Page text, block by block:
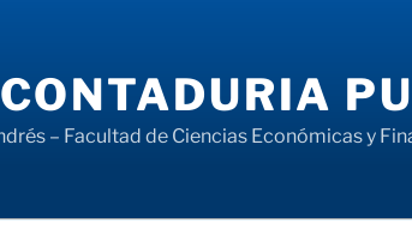
– Facultad de Ciencias Económicas y